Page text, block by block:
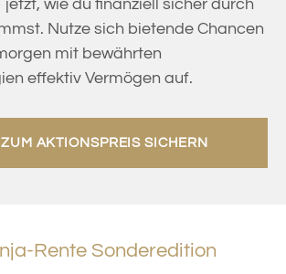
wie du finanziell sicher durch
Nutze sich bietende Chancen
mit bewährten
effektiv Vermögen auf.
AKTIONSPREIS SICHERN
Rente Sonderedition